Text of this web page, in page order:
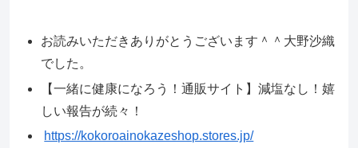
お読みいただきありがとうございます＾＾大野沙織
でした。
【一緒に健康になろう！通販サイト】減塩なし！嬉
しい報告が続々！
https://kokoroainokazeshop.stores.jp/